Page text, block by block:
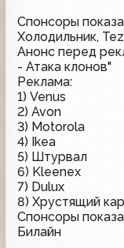
Спонсоры
Холодильник,
Анонс перед
- Атака клонов"
Реклама:
1) Venus
2) Avon
3) Motorola
4) Ikea
5) Штурвал
6) Kleenex
7) Dulux
8) Хрустящий
Спонсоры
Билайн